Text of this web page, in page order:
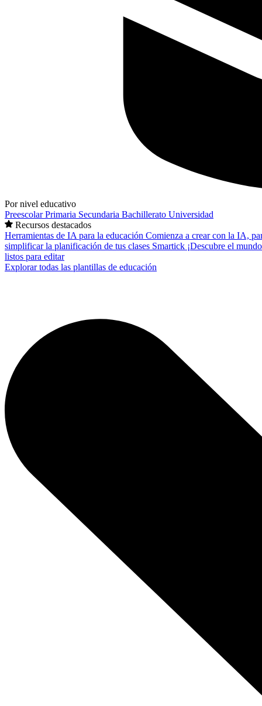
Por nivel educativo
PreescolarPrimaria Secundaria Bachillerato Universidad
Recursos destacados
Herramientas de IA para la educación Comienza a crear con la IA,
simplificar la planificación de tus clases Smartick ¡Descubre el
listos para editar
Explorar todas las plantillas de educación